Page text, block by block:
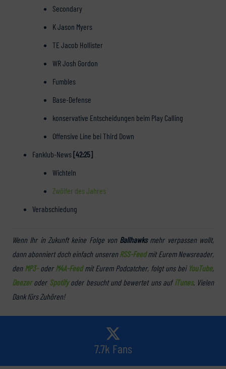
Secondary
K Jason Myers
TE Jacob Hollister
WR Josh Gordon
Fumbles
Base-Defense
konservative Entscheidungen beim Play Calling
Offensive Line bei Third Down
Fanklub-News[42:25]
Wichteln
Zwölfer des Jahres
Verabschiedung
Wenn Ihr in Zukunft keine Folge von Ballhawksmehr verpassen wollt,
dann abonniert doch einfach unserenRSS-Feedmit Eurem Newsreader,
den MP3-oder M4A-Feedmit Eurem Podcatcher, folgt uns bei YouTube,
Deezeroder Spotifyoder besucht und bewertet uns aufiTunes. Vielen
Dank fürs Zuhören!
7.7k Fans